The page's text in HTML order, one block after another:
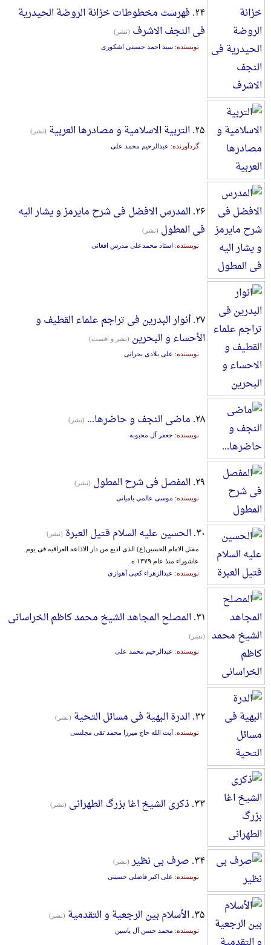
۲۴. فهرست مخطوطات خزانة الروضة الحیدریة
فی النجف الاشرف (نشر)
نویسنده: سید احمد حسینی اشکوری
۲۵. التربیة الاسلامیة و مصادرها العربیة (نشر)
گردآورنده: عبدالرحیم محمد علی
۲۶. المدرس الافضل فی شرح مایرمز و یشار الیه
فی المطول (نشر)
نویسنده: استاد محمدعلی مدرس افغانی
۲۷. أنوار البدرین فی تراجم علماء القطیف و
الأحساء و البحرین (نشر و افست)
نویسنده: علی بلادی بحرانی
۲۸. ماضی النجف و حاضرها... (نشر)
نویسنده: جعفر آل محبوبه
۲۹. المفصل فی شرح المطول (نشر)
نویسنده: موسی عالمی بامیانی
۳۰. الحسین علیه السلام قتیل العبرة (نشر)
مقتل‌ الامام‌ الحسین‌(ع‌) الذی‌ اذیع‌ من‌ دار الاذاعه‌ العراقیه‌ فی‌ یوم‌
عاشوراء منذ عام‌ ۱۳۷۹ ه.
نویسنده: عبدالزهراء کعبی أهوازی
۳۱. المصلح المجاهد الشیخ محمد کاظم الخراسانی
(نشر)
نویسنده: عبدالرحیم محمد علی
۳۲. الدرة البهیة فی مسائل التحیة (نشر)
نویسنده: آیت الله حاج میرزا محمد تقی مجلسی
۳۳. ذکری الشیخ اغا بزرگ الطهرانی (نشر)
۳۴. صرف بی نظیر (نشر)
نویسنده: علی اکبر فاضلی حسینی
۳۵. الأسلام بین الرجعیة و التقدمیة (نشر)
نویسنده: محمد حسن آل یاسین